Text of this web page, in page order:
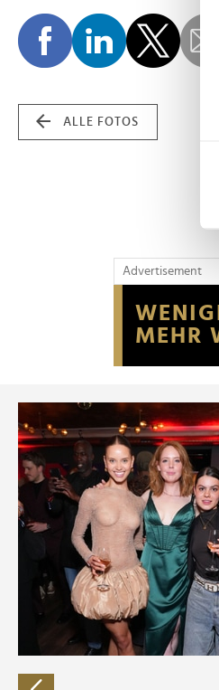
ALLE FOTOS
Advertisement